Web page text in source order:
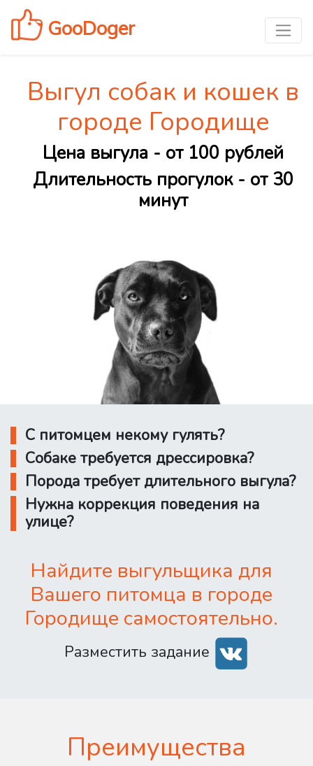
GooDoger
Выгул собак и кошек в
городе Городище
Цена выгула - от 100 рублей
Длительность прогулок - от 30
минут
С питомцем некому гулять?
Собаке требуется дрессировка?
Порода требует длительного выгула?
Нужна коррекция поведения на
улице?
Найдите выгульщика для
Вашего питомца в городе
Городище самостоятельно.
Разместить задание
Преимущества